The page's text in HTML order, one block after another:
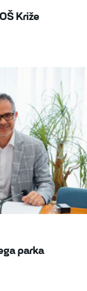
Križe
parka